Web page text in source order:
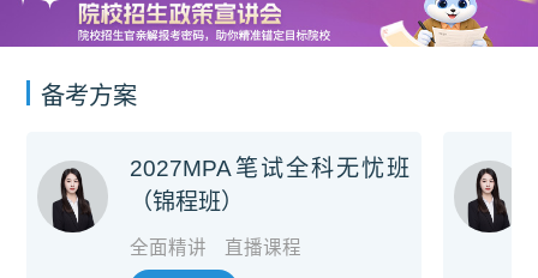
备考方案
2027MPA笔试全科无忧班
（锦程班）
全面精讲 直播课程